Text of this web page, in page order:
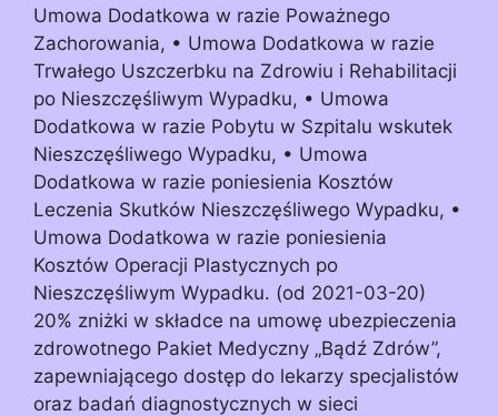
Umowa Dodatkowa w razie Poważnego
Zachorowania, • Umowa Dodatkowa w razie
Trwałego Uszczerbku na Zdrowiu i Rehabilitacji
po Nieszczęśliwym Wypadku, • Umowa
Dodatkowa w razie Pobytu w Szpitalu wskutek
Nieszczęśliwego Wypadku, • Umowa
Dodatkowa w razie poniesienia Kosztów
Leczenia Skutków Nieszczęśliwego Wypadku, •
Umowa Dodatkowa w razie poniesienia
Kosztów Operacji Plastycznych po
Nieszczęśliwym Wypadku. (od 2021-03-20)
20% zniżki w składce na umowę ubezpieczenia
zdrowotnego Pakiet Medyczny „Bądź Zdrów”,
zapewniającego dostęp do lekarzy specjalistów
oraz badań diagnostycznych w sieci